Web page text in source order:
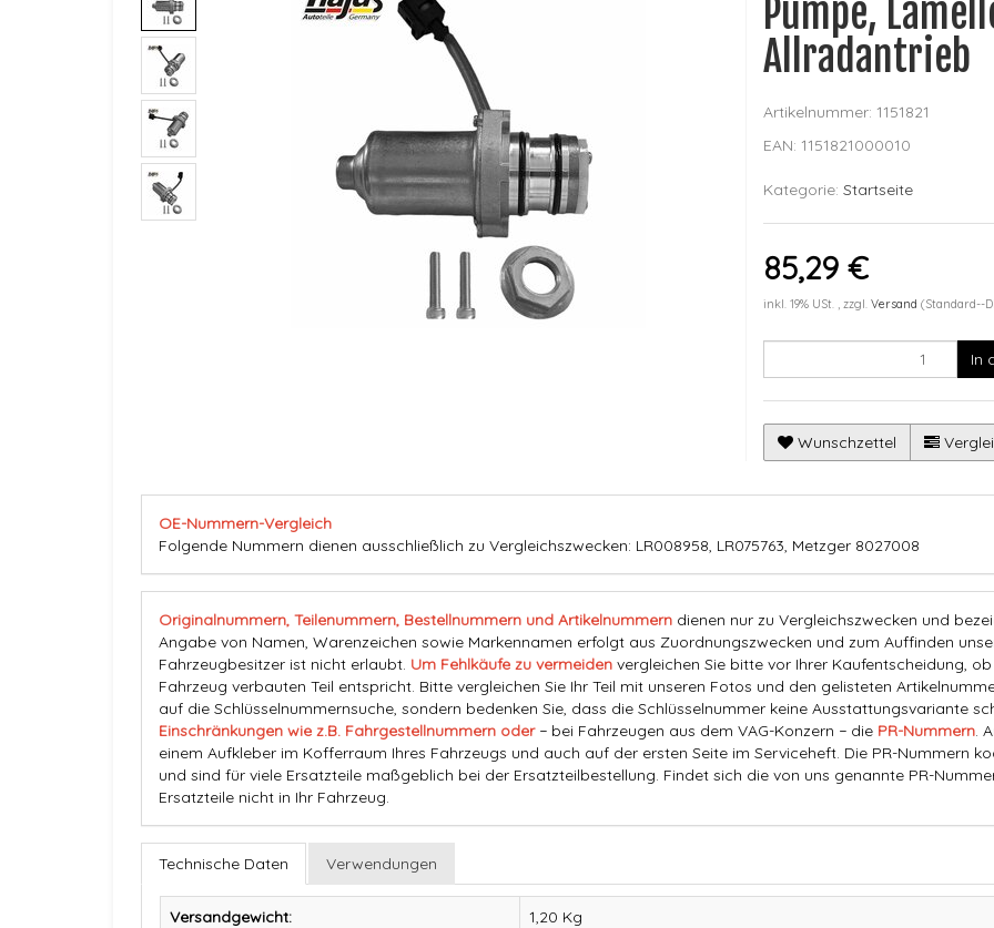
Pumpe,
Allradantrieb
Artikelnummer: 1151821
EAN: 1151821000010
Kategorie: Startseite
85,29 €
inkl. 19% USt. , zzgl. Versand (Standard--
In
Wunschzettel
OE-Nummern-Vergleich
Folgende Nummern dienen ausschließlich zu Vergleichszwecken: LR008958, LR075763, Metzger 8027008
Originalnummern, Teilenummern, Bestellnummern und Artikelnummern dienen nur zu Vergleichszwecken und
Angabe von Namen, Warenzeichen sowie Markennamen erfolgt aus Zuordnungszwecken und zum Auffinden
Fahrzeugbesitzer ist nicht erlaubt. Um Fehlkäufe zu vermeiden vergleichen Sie bitte vor Ihrer Kaufentscheidung,
Fahrzeug verbauten Teil entspricht. Bitte vergleichen Sie Ihr Teil mit unseren Fotos und den gelisteten
auf die Schlüsselnummernsuche, sondern bedenken Sie, dass die Schlüsselnummer keine Ausstattungsvariante
Einschränkungen wie z.B. Fahrgestellnummern oder− bei Fahrzeugen aus dem VAG-Konzern − die PR-Nummern.
einem Aufkleber im Kofferraum Ihres Fahrzeugs und auch auf der ersten Seite im Serviceheft. Die PR-Nummern
und sind für viele Ersatzteile maßgeblich bei der Ersatzteilbestellung. Findet sich die von uns genannte PR-
Ersatzteile nicht in Ihr Fahrzeug.
Technische Daten Verwendungen
Versandgewicht: 1,20 Kg